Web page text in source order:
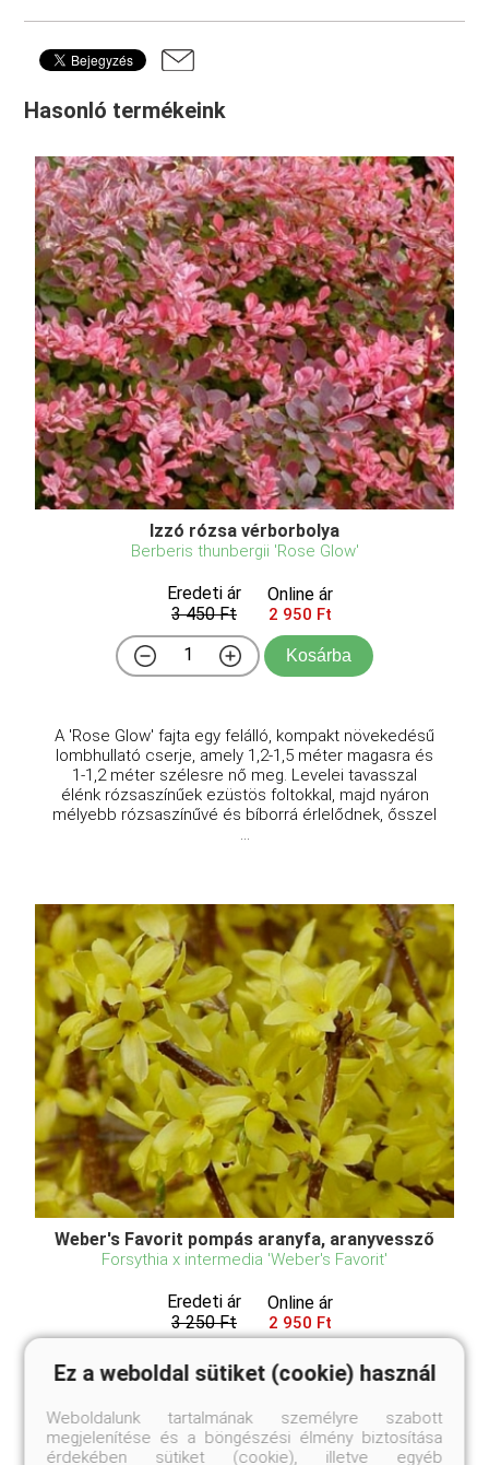
Hasonló termékeink
Izzó rózsa vérborbolya
Berberis thunbergii 'Rose Glow'
Eredeti ár
3 450 Ft
Online ár
2 950 Ft
Kosárba
A 'Rose Glow' fajta egy felálló, kompakt növekedésű
lombhullató cserje, amely 1,2-1,5 méter magasra és
1-1,2 méter szélesre nő meg. Levelei tavasszal
élénk rózsaszínűek ezüstös foltokkal, majd nyáron
mélyebb rózsaszínűvé és bíborrá érlelődnek, ősszel
...
Weber's Favorit pompás aranyfa, aranyvessző
Forsythia x intermedia 'Weber's Favorit'
Eredeti ár
3 250 Ft
Online ár
2 950 Ft
Kosárba
A Forsythia x intermedia 'Weber's Favorit', magyar
Ez a weboldal sütiket (cookie) használ
Weboldalunk tartalmának személyre szabott
megjelenítése és a böngészési élmény biztosítása
érdekében sütiket (cookie), illetve egyéb